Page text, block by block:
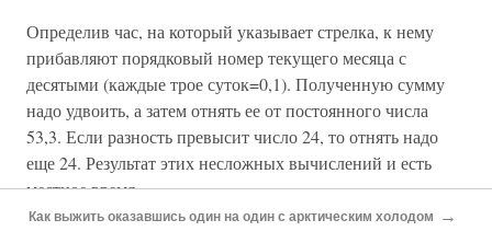
Определив час, на который указывает стрелка, к нему
прибавляют порядковый номер текущего месяца с
десятыми (каждые трое суток=0,1). Полученную сумму
надо удвоить, а затем отнять ее от постоянного числа
53,3. Если разность превысит число 24, то отнять надо
еще 24. Результат этих несложных вычислений и есть
местное время.
Как выжить оказавшись один на один с арктическим холодом →